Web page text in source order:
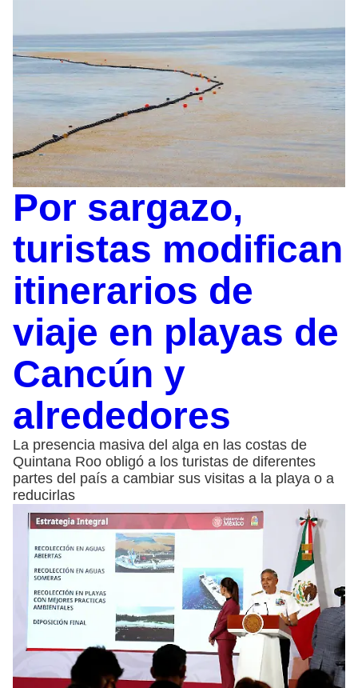
Por sargazo,
turistas modifican
itinerarios de
viaje en playas de
Cancún y
alrededores
La presencia masiva del alga en las costas de
Quintana Roo obligó a los turistas de diferentes
partes del país a cambiar sus visitas a la playa o a
reducirlas